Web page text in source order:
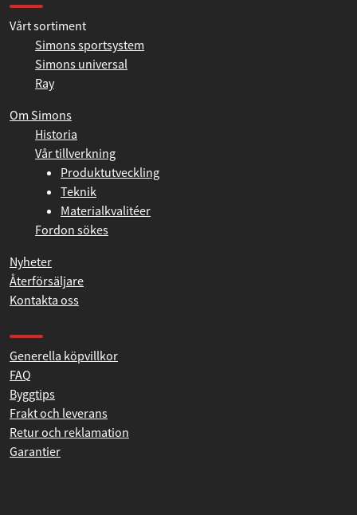
Information
Vårt sortiment
Simons sportsystem
Ray
Om Simons
Historia
Vår tillverkning
Produktutveckling
Teknik
Fordon sökes
Nyheter
Kontakta oss
Produkthjälp och support
Generella köpvillkor
FAQ
Byggtips
Frakt och leverans